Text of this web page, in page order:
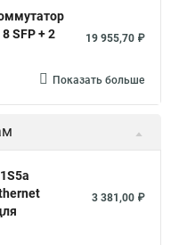
SFP + 2
19 955,70 ₽
Показать больше
3 381,00 ₽